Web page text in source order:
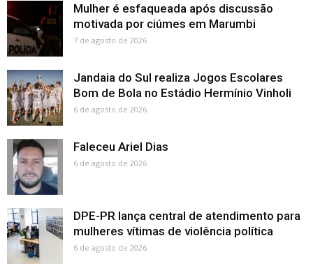
Mulher é esfaqueada após discussão
motivada por ciúmes em Marumbi
7 de agosto de 2026
Jandaia do Sul realiza Jogos Escolares
Bom de Bola no Estádio Hermínio Vinholi
6 de agosto de 2026
Faleceu Ariel Dias
6 de agosto de 2026
DPE-PR lança central de atendimento para
mulheres vítimas de violência política
6 de agosto de 2026